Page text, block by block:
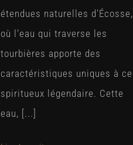
étendues naturelles d'Écosse,
où l'eau qui traverse les
tourbières apporte des
caractéristiques uniques à ce
spiritueux légendaire. Cette
eau, [...]